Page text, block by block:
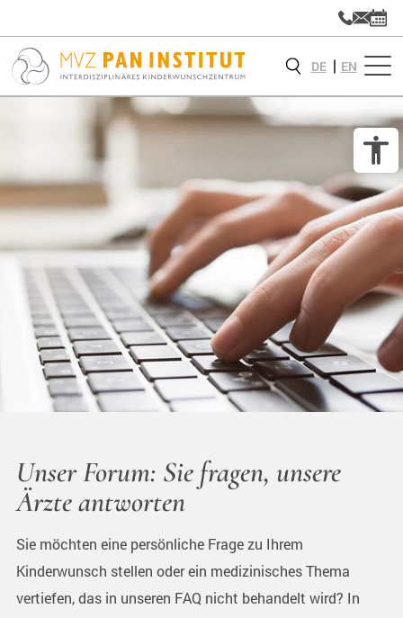
DE EN
Unser Forum: Sie fragen, unsere
Ärzte antworten
Sie möchten eine persönliche Frage zu Ihrem
Kinderwunsch stellen oder ein medizinisches Thema
vertiefen, das in unseren FAQ nicht behandelt wird? In